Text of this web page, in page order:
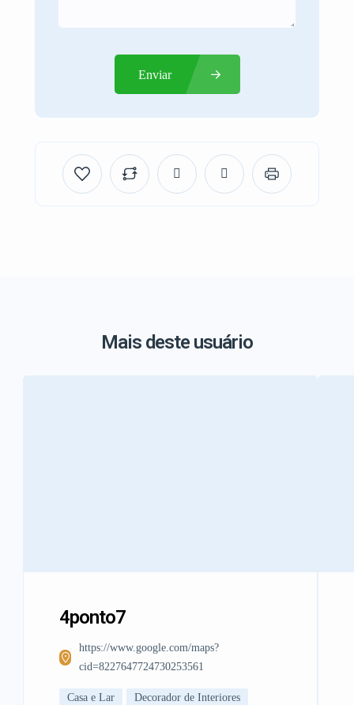
Enviar
Mais deste usuário
4ponto7
https://www.google.com/maps?
cid=8227647724730253561
Casa e Lar Decorador de Interiores